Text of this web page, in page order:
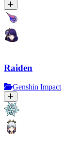
Raiden
Genshin Impact